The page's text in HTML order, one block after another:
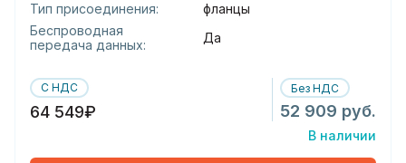
Тип присоединения:
фланцы
Беспроводная
передача данных:
Да
С НДС
64 549₽
Без НДС
52 909 руб.
В наличии